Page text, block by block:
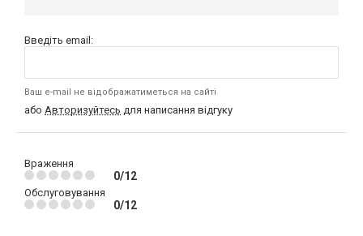
Введіть email:
Ваш e-mail не відображатиметься на сайті
або Авторизуйтесь для написання відгуку
Враження
0/12
Обслуговування
0/12